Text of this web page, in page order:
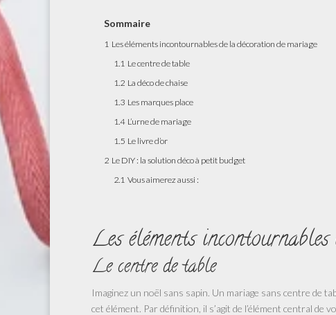
Sommaire
1 Les éléments incontournables de la décoration de mariage
1.1 Le centre de table
1.2 La déco de chaise
1.3 Les marques place
1.4 L’urne de mariage
1.5 Le livre d’or
2 Le DIY : la solution déco à petit budget
2.1 Vous aimerez aussi :
Les éléments
Le centre de table
Imaginez un noël sans sapin. Un mariage sans centre de
cet élément. Par définition, il s’agit de l’élément central de